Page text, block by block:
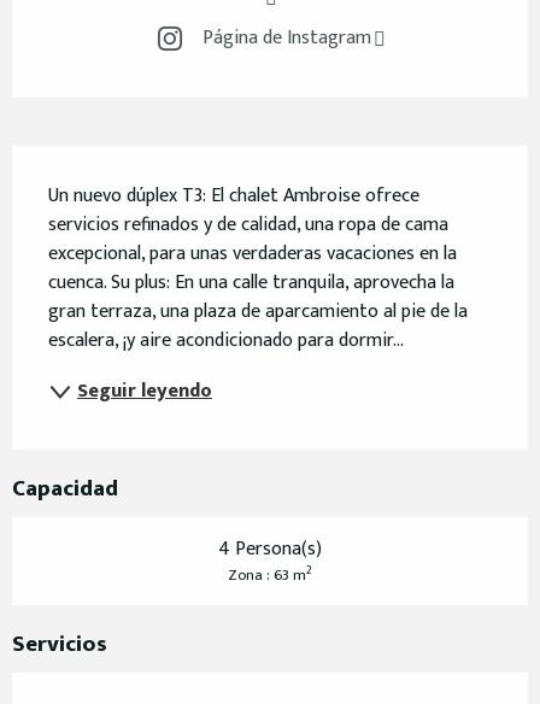
Página de Instagram
Un nuevo dúplex T3: El chalet Ambroise ofrece
servicios refinados y de calidad, una ropa de cama
excepcional, para unas verdaderas vacaciones en la
cuenca. Su plus: En una calle tranquila, aprovecha la
gran terraza, una plaza de aparcamiento al pie de la
escalera, ¡y aire acondicionado para dormir...
Seguir leyendo
Capacidad
4 Persona(s)
Zona : 63 m2
Servicios